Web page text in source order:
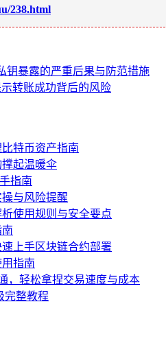
238.html
钥暴露的严重后果与防范措施
转账成功背后的风险
特币资产指南
起温暖伞
指南
与风险提醒
使用规则与安全要点
上手区块链合约部署
指南
，轻松拿捏交易速度与成本
完整教程